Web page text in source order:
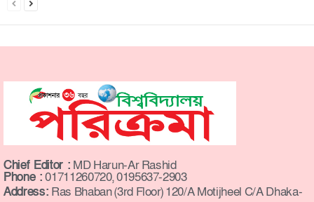
Chief Editor : MD Harun-Ar Rashid
Phone :01711260720, 0195637-2903
Address: Ras Bhaban (3rd Floor) 120/A Motijheel C/A Dhaka-